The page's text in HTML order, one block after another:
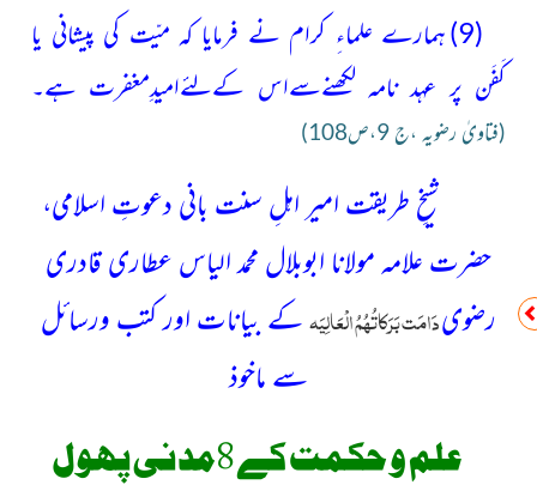
(9)
ہمارے علماءِ کرام نے فرمایا کہ میّت کی پیشانی یا
کَفَن پر عہد نامہ لکھنےسےاس کےلئےامیدِمغفرت ہے۔
(فتاویٰ رضویہ ،ج 9،ص108)
شیخِ طریقت امیر اہلِ سنت بانی دعوتِ اسلامی،
حضرت علامہ مولانا ابوبلال محمد الیاس عطاری قادری
رضویدَامَت بَرَکاتُہُمُ الْعَالِیَہکے بیانات اور کتب ورسائل
سے ماخوذ
علم و حکمت کے 8مدنی پھول